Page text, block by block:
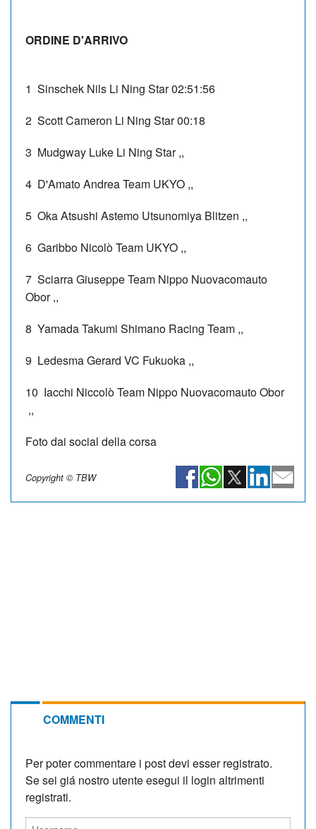
ORDINE D'ARRIVO
1 Sinschek Nils Li Ning Star02:51:56
2 Scott Cameron Li Ning Star00:18
3 Mudgway Luke Li Ning Star ,,
4 D'Amato AndreaTeam UKYO ,,
5 Oka Atsushi Astemo Utsunomiya Blitzen ,,
6 Garibbo NicolòTeam UKYO ,,
7 Sciarra GiuseppeTeam Nippo Nuovacomauto
Obor ,,
8 Yamada Takumi Shimano Racing Team ,,
9 Ledesma Gerard VC Fukuoka ,,
10 Iacchi NiccolòTeam Nippo Nuovacomauto Obor
,,
Foto dai social della corsa
Copyright © TBW
COMMENTI
Per poter commentare i post devi esser registrato.
Se sei giá nostro utente esegui il login altrimenti
registrati.